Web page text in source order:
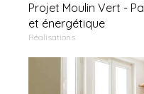
Projet Moulin Vert -
et énergétique
Réalisations